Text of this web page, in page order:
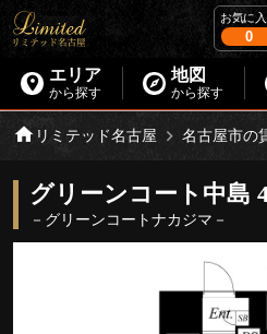
お気に
0
エリア
から探す
地図
から探す
リミテッド名古屋 名古屋市の
グリーンコート中島
－グリーンコートナカジマ－